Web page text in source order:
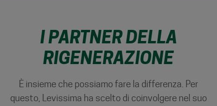
I PARTNER DELLA
RIGENERAZIONE
È insieme che possiamo fare la differenza. Per
questo, Levissima ha scelto di coinvolgere nel suo